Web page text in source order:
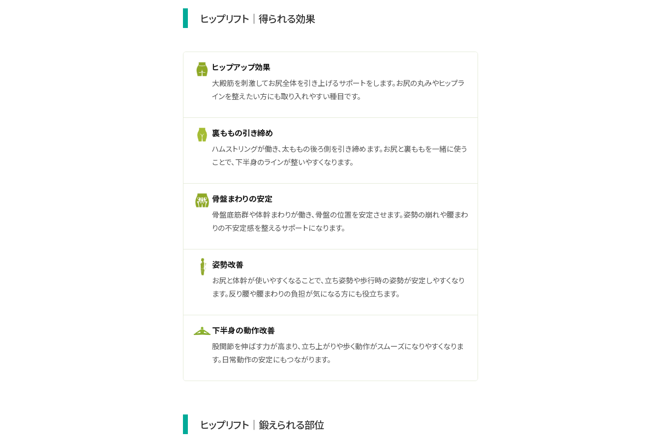
ヒップリフト｜得られる効果
ヒップアップ効果
大殿筋を刺激してお尻全体を引き上げるサポートをします。お尻の丸みやヒップラ
インを整えたい方にも取り入れやすい種目です。
裏ももの引き締め
ハムストリングが働き、太ももの後ろ側を引き締めます。お尻と裏ももを一緒に使う
ことで、下半身のラインが整いやすくなります。
骨盤まわりの安定
骨盤底筋群や体幹まわりが働き、骨盤の位置を安定させます。姿勢の崩れや腰まわ
りの不安定感を整えるサポートになります。
姿勢改善
お尻と体幹が使いやすくなることで、立ち姿勢や歩行時の姿勢が安定しやすくなり
ます。反り腰や腰まわりの負担が気になる方にも役立ちます。
下半身の動作改善
股関節を伸ばす力が高まり、立ち上がりや歩く動作がスムーズになりやすくなりま
す。日常動作の安定にもつながります。
ヒップリフト｜鍛えられる部位